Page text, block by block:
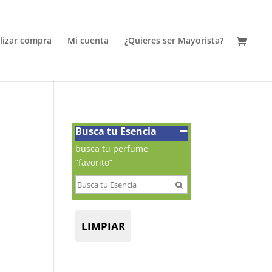
compra Mi cuenta ¿Quieres ser Mayorista?
Busca tu Esencia
busca tu perfume
“favorito”
LIMPIAR